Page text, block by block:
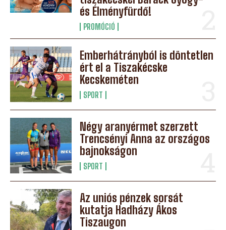
és Élményfürdő!
PROMÓCIÓ
Emberhátrányból is döntetlen
ért el a Tiszakécske
Kecskeméten
SPORT
Négy aranyérmet szerzett
Trencsényi Anna az országos
bajnokságon
SPORT
Az uniós pénzek sorsát
kutatja Hadházy Ákos
Tiszaugon